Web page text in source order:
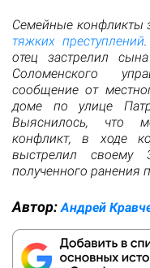
Семейные конфликты
тяжких преступлений
отец застрелил
Соломенского
сообщение от
доме по улице
Выяснилось, что
конфликт, в ходе
выстрелил
полученного ранения
Автор: Андрей